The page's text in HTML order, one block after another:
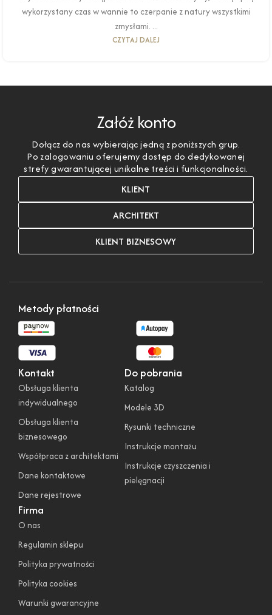
wykorzystany czas w wannie to czerpanie z natury wszystkimi
zmysłami. ...
CZYTAJ DALEJ
Załóż konto
Dołącz do nas wybierając jedną z poniższych grup.
Po zalogowaniu oferujemy dostęp do dedykowanej
strefy gwarantującej unikalne treści i funkcjonalności.
KLIENT
ARCHITEKT
KLIENT BIZNESOWY
Firma
O nas
Regulamin sklepu
Polityka prywatności
Polityka cookies
Warunki gwarancyjne
Kontakt
Obsługa klienta
indywidualnego
Obsługa klienta
biznesowego
Współpraca z architektami
Dane kontaktowe
Dane rejestrowe
Do pobrania
Katalog
Modele 3D
Rysunki techniczne
Instrukcje montażu
Instrukcje czyszczenia i
pielęgnacji
Metody płatności